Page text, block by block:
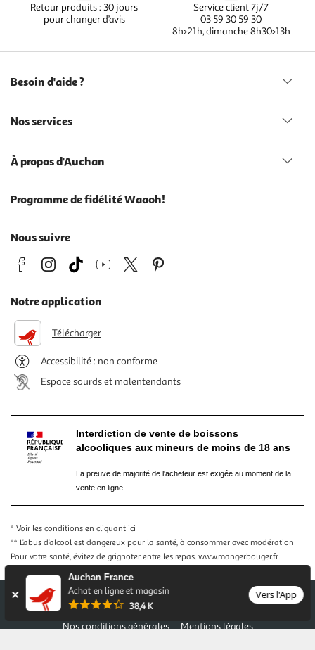
Auchan France
Achat en ligne et magasin
38,4 K
Vers l'App
Retour produits : 30 jours
pour changer d’avis
Service client 7j/7
03 59 30 59 30
8h>21h, dimanche 8h30>13h
Besoin d'aide ?
Nos services
À propos d'Auchan
Programme de fidélité Waaoh!
Nous suivre
Notre application
Télécharger
Accessibilité : non conforme
Espace sourds et malentendants
Interdiction de vente de boissons
alcooliques aux mineurs de moins de 18 ans
La preuve de majorité de l'acheteur est exigée au moment de la
vente en ligne.
* Voir les conditions en cliquant ici
** L’abus d’alcool est dangereux pour la santé, à consommer avec modération
Pour votre santé, évitez de grignoter entre les repas. www.mangerbouger.fr
Nos conditions générales
Mentions légales